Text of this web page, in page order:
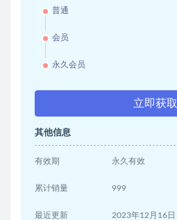
普通
会员
永久会员
立即获取
其他信息
有效期 永久有效
累计销量 999
最近更新 2023年12月16日